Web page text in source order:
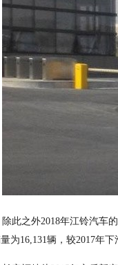
除此之外2018年江铃汽车
为16,131辆，较2017年下